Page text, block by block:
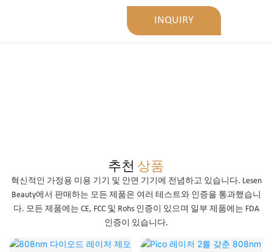
INQUIRY
추천 상품
혁신적인 가정용 미용 기기 및 안면 기기에 전념하고 있습니다. Lesen
Beauty에서 판매하는 모든 제품은 여러 테스트와 인증을 통과했습니
다. 모든 제품에는 CE, FCC 및 Rohs 인증이 있으며 일부 제품에는 FDA
인증이 있습니다.